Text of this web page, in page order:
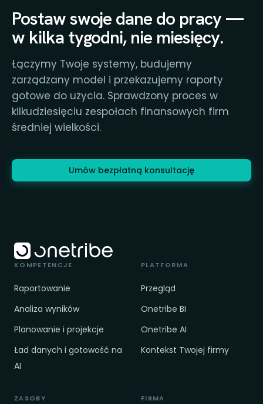
Postaw swoje dane do pracy —
w kilka tygodni, nie miesięcy.
Łączymy Twoje systemy, budujemy
zarządzany model i przekazujemy raporty
gotowe do użycia. Sprawdzony proces w
kilkudziesięciu zespołach finansowych firm
średniej wielkości.
Umów bezpłatną konsultację
KOMPETENCJE
Raportowanie
Analiza wyników
Planowanie i projekcje
Ład danych i gotowość na
AI
PLATFORMA
Przegląd
Onetribe BI
Onetribe AI
Kontekst Twojej firmy
ZASOBY FIRMA